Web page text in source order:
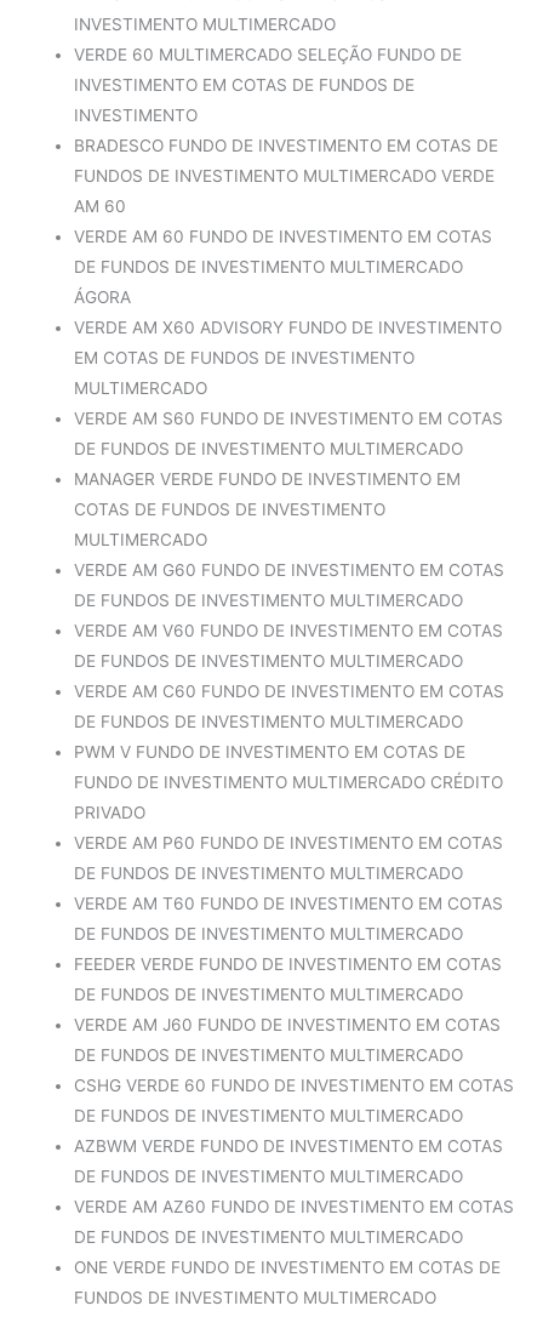
INVESTIMENTO MULTIMERCADO
VERDE 60 MULTIMERCADO SELEÇÃO FUNDO DE
INVESTIMENTO EM COTAS DE FUNDOS DE
INVESTIMENTO
BRADESCO FUNDO DE INVESTIMENTO EM COTAS DE
FUNDOS DE INVESTIMENTO MULTIMERCADO VERDE
AM 60
VERDE AM 60 FUNDO DE INVESTIMENTO EM COTAS
DE FUNDOS DE INVESTIMENTO MULTIMERCADO
ÁGORA
VERDE AM X60 ADVISORY FUNDO DE INVESTIMENTO
EM COTAS DE FUNDOS DE INVESTIMENTO
MULTIMERCADO
VERDE AM S60 FUNDO DE INVESTIMENTO EM COTAS
DE FUNDOS DE INVESTIMENTO MULTIMERCADO
MANAGER VERDE FUNDO DE INVESTIMENTO EM
COTAS DE FUNDOS DE INVESTIMENTO
MULTIMERCADO
VERDE AM G60 FUNDO DE INVESTIMENTO EM COTAS
DE FUNDOS DE INVESTIMENTO MULTIMERCADO
VERDE AM V60 FUNDO DE INVESTIMENTO EM COTAS
DE FUNDOS DE INVESTIMENTO MULTIMERCADO
VERDE AM C60 FUNDO DE INVESTIMENTO EM COTAS
DE FUNDOS DE INVESTIMENTO MULTIMERCADO
PWM V FUNDO DE INVESTIMENTO EM COTAS DE
FUNDO DE INVESTIMENTO MULTIMERCADO CRÉDITO
PRIVADO
VERDE AM P60 FUNDO DE INVESTIMENTO EM COTAS
DE FUNDOS DE INVESTIMENTO MULTIMERCADO
VERDE AM T60 FUNDO DE INVESTIMENTO EM COTAS
DE FUNDOS DE INVESTIMENTO MULTIMERCADO
FEEDER VERDE FUNDO DE INVESTIMENTO EM COTAS
DE FUNDOS DE INVESTIMENTO MULTIMERCADO
VERDE AM J60 FUNDO DE INVESTIMENTO EM COTAS
DE FUNDOS DE INVESTIMENTO MULTIMERCADO
CSHG VERDE 60 FUNDO DE INVESTIMENTO EM COTAS
DE FUNDOS DE INVESTIMENTO MULTIMERCADO
AZBWM VERDE FUNDO DE INVESTIMENTO EM COTAS
DE FUNDOS DE INVESTIMENTO MULTIMERCADO
VERDE AM AZ60 FUNDO DE INVESTIMENTO EM COTAS
DE FUNDOS DE INVESTIMENTO MULTIMERCADO
ONE VERDE FUNDO DE INVESTIMENTO EM COTAS DE
FUNDOS DE INVESTIMENTO MULTIMERCADO